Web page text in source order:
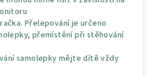
Přelepování je určeno
přemístění při stěhování
samolepky mějte dítě vždy